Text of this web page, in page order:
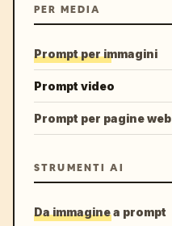
PER MEDIA
Prompt per immagini
Prompt video
Prompt per pagine web
STRUMENTI AI
Da immagine a prompt